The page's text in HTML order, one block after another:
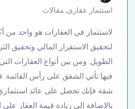
استثمار عقارى, مقالات
لاستثمار في العقارات هو واحد من
لتحقيق الاستقرار المالي وتحقيق
الطويل. ومن بين أنواع العقارات
فيها تأتي الشقق على رأس القائمة.
شقة فإنك تحصل على عائد
بالإضافة إلى زيادة قيمة العقار